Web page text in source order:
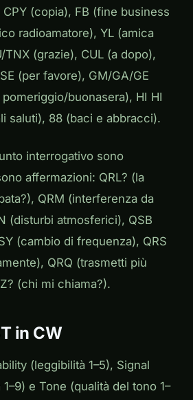
(copia), FB (fine business
radioamatore), YL (amica
TNX (grazie), CUL (a dopo),
(per favore), GM/GA/GE
buonasera), HI HI
saluti), 88 (baci e abbracci).
interrogativo sono
affermazioni: QRL? (la
QRM (interferenza da
(disturbi atmosferici), QSB
(cambio di frequenza), QRS
QRQ (trasmetti più
(chi mi chiama?).
in CW
(leggibilità 1–5), Signal
e Tone (qualità del tono 1–